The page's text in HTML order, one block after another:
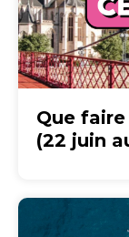
Que
(22 juin